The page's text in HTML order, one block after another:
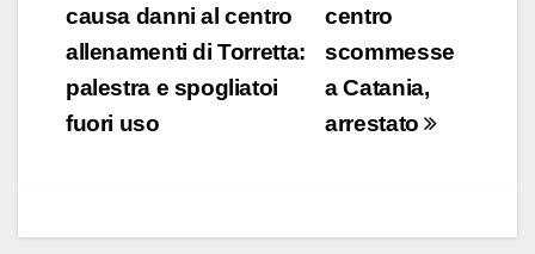
articoli
centro
scommesse
a Catania,
arrestato
causa danni al centro
allenamenti di Torretta:
palestra e spogliatoi
fuori uso